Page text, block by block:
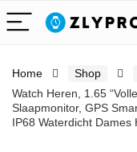
Home Shop
Watch Heren, 1.65
Slaapmonitor, GPS
IP68 Waterdicht Dames